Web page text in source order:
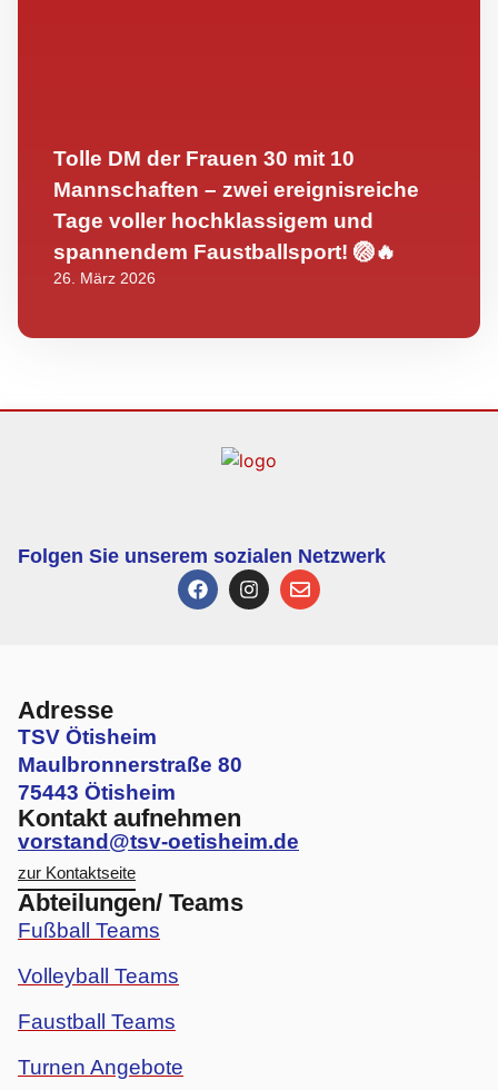
Tolle DM der Frauen 30 mit 10
Mannschaften – zwei ereignisreiche
Tage voller hochklassigem und
spannendem Faustballsport! 🏐🔥
26. März 2026
Folgen Sie unserem sozialen Netzwerk
Adresse
TSV Ötisheim
Maulbronnerstraße 80
75443 Ötisheim
Kontakt aufnehmen
vorstand@tsv-oetisheim.de
zur Kontaktseite
Abteilungen/ Teams
Fußball Teams
Volleyball Teams
Faustball Teams
Turnen Angebote